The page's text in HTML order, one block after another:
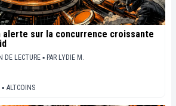
alerte sur la concurrence croissante
LECTURE ▪ PAR LYDIE M.
▪ ALTCOINS